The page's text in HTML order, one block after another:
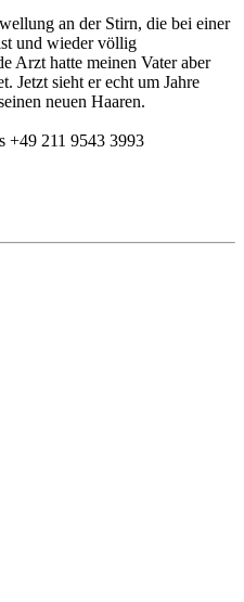
an der Stirn, die bei einer
und wieder völlig
Arzt hatte meinen Vater aber
Jetzt sieht er echt um Jahre
neuen Haaren.
+49 211 9543 3993